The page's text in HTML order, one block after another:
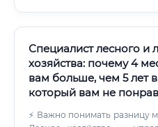
Специалист лесного и
хозяйства: почему 4
вам больше, чем 5 лет
который вам не
⚡ Важно понимать разницу